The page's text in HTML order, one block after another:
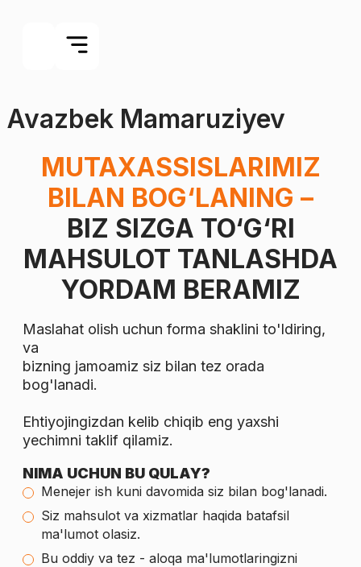
Avazbek Mamaruziyev
MUTAXASSISLARIMIZ
BILAN BOG‘LANING –
BIZ SIZGA TO‘G‘RI
MAHSULOT TANLASHDA
YORDAM BERAMIZ
Maslahat olish uchun forma shaklini to'ldiring,
va
bizning jamoamiz siz bilan tez orada
bog'lanadi.
Ehtiyojingizdan kelib chiqib eng yaxshi
yechimni taklif qilamiz.
NIMA UCHUN BU QULAY?
Menejer ish kuni davomida siz bilan bog'lanadi.
Siz mahsulot va xizmatlar haqida batafsil
ma'lumot olasiz.
Bu oddiy va tez - aloqa ma'lumotlaringizni